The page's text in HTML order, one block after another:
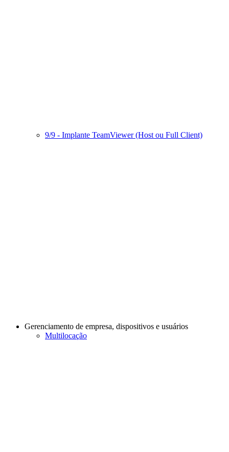
9/9 - Implante TeamViewer (Host ou Full Client)
Gerenciamento de empresa, dispositivos e usuários
Multilocação